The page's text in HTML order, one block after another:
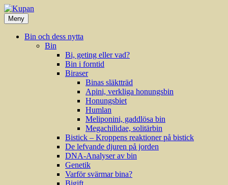
Hoppa
till
innehåll
Meny
Bin och dess nytta
Bin
Bi, geting eller vad?
Bin i forntid
Biraser
Binas släktträd
Apini, verkliga honungsbin
Honungsbiet
Humlan
Meliponini, gaddlösa bin
Megachilidae, solitärbin
Bistick – Kroppens reaktioner på bistick
De lefvande djuren på jorden
DNA-Analyser av bin
Genetik
Varför svärmar bina?
Bigift